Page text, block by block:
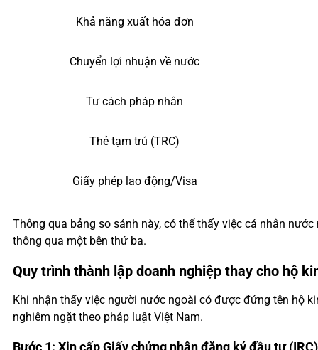
Khả năng xuất hóa đơn
Chuyển lợi nhuận về nước
Tư cách pháp nhân
Thẻ tạm trú (TRC)
Giấy phép lao động/Visa
Thông qua bảng so sánh này, có thể thấy việc cá nhân
thông qua một bên thứ ba.
Quy trình thành lập doanh nghiệp thay cho hộ
Khi nhận thấy việc người nước ngoài có được đứng tên hộ
nghiêm ngặt theo pháp luật Việt Nam.
Bước 1: Xin cấp Giấy chứng nhận đăng ký đầu tư (IRC)